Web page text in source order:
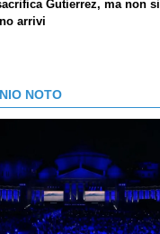
Gutierrez, ma non si
arrivi
NOTO